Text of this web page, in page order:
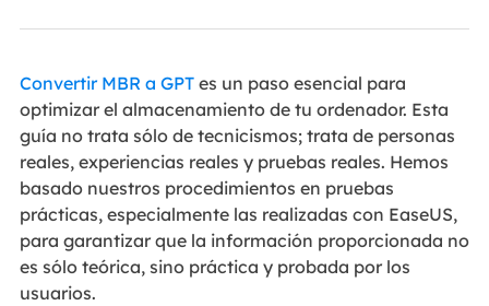
Convertir MBR a GPTes un paso esencial para
optimizar el almacenamiento de tu ordenador. Esta
guía no trata sólo de tecnicismos; trata de personas
reales, experiencias reales y pruebas reales. Hemos
basado nuestros procedimientos en pruebas
prácticas, especialmente las realizadas con EaseUS,
para garantizar que la información proporcionada no
es sólo teórica, sino práctica y probada por los
usuarios.